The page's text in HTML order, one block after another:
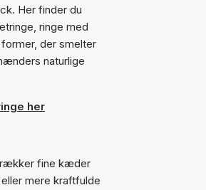
Her finder du
ringe med
der smelter
naturlige
her
fine kæder
mere kraftfulde